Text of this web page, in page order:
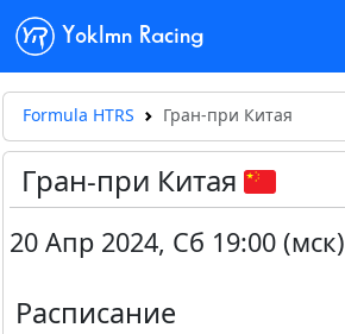
Yoklmn Racing
Formula HTRS Гран-при Китая
Гран-при Китая
20 Апр 2024, Сб 19:00 (мск)
Расписание